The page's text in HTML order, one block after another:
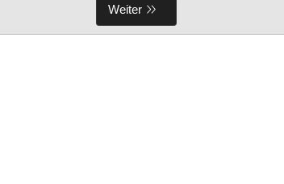
Weiter